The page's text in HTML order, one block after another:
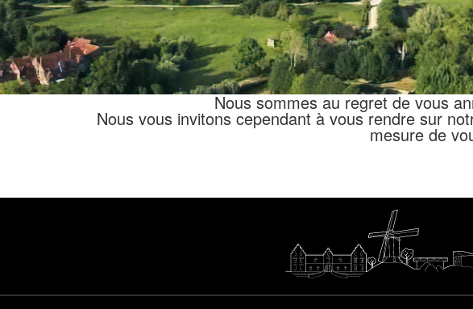
Nous sommes au regret de vous
Nous vous invitons cependant à vous rendre sur
mesure de